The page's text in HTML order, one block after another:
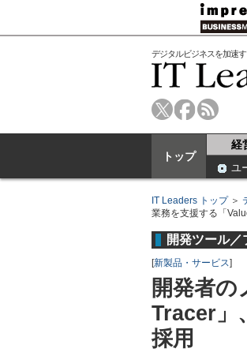
デジタルビジネスを加速
トップ
経
ユ
IT Leaders トップ＞
業務を支援する「
開発ツール／
[新製品・サービス]
開発者の
Tracer」
採用